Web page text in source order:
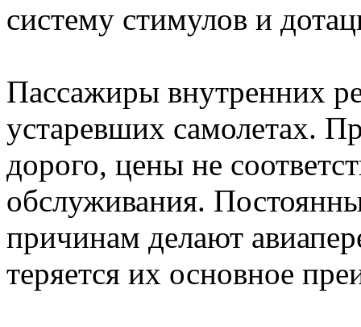
систему стимулов и
Пассажиры внутренних
устаревших самолетах.
дорого, цены не
обслуживания.
причинам делают
теряется их основное